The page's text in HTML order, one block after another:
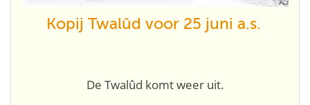
Kopij Twalûd voor 25 juni a.s.
De Twalûd komt weer uit.